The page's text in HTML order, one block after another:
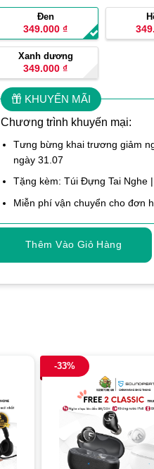
Đen
349.000₫
Xanh dương
349.000₫
KHUYẾN MÃI
Chương trình khuyến mại:
Tưng bừng khai trương giảm
ngày 31.07
Tặng kèm: Túi Đựng Tai Nghe
Miễn phí vận chuyển cho đơn
Thêm Vào Giỏ Hàng
-33%